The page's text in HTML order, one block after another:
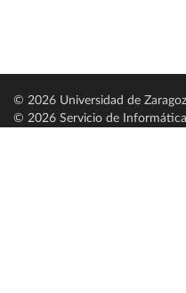
© 2026 Universidad de
© 2026 Servicio de